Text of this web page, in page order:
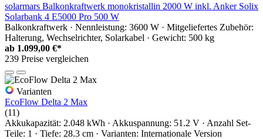
solarmars Balkonkraftwerk monokristallin 2000 W inkl. Anker Solix
Solarbank 4 E5000 Pro 500 W
Balkonkraftwerk · Nennleistung: 3600 W · Mitgeliefertes Zubehör:
Halterung, Wechselrichter, Solarkabel · Gewicht: 500 kg
ab 1.099,00 €*
239 Preise vergleichen
Varianten
EcoFlow Delta 2 Max
(11)
Akkukapazität: 2.048 kWh · Akkuspannung: 51.2 V · Anzahl Set-
Teile: 1 · Tiefe: 28.3 cm · Varianten: Internationale Version